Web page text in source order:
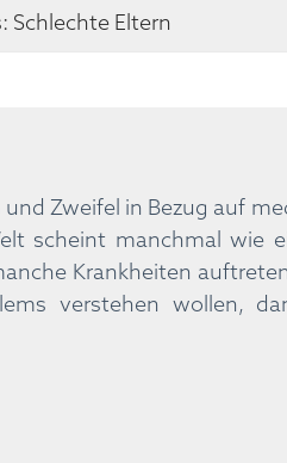
Schlechte Eltern
Zweifel in Bezug auf
scheint manchmal wie
Krankheiten
verstehen wollen,